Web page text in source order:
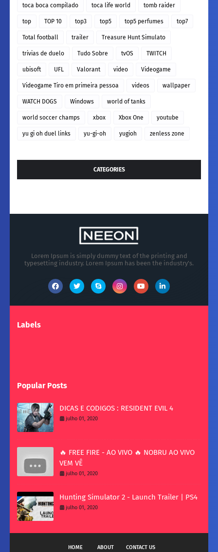
toca boca compilado toca life world tomb raider
top TOP 10 top3 top5 top5 perfumes top7
Total football trailer Treasure Hunt Simulato
trivias de duelo Tudo Sobre tvOS TWITCH
ubisoft UFL Valorant video Videogame
Videogame Tiro em primeira pessoa videos wallpaper
WATCH DOGS Windows world of tanks
world soccer champs xbox Xbox One youtube
yu gi oh duel links yu-gi-oh yugioh zenless zone
CATEGORIES
Lorem Ipsum is simply dummy text of the printing and
typesetting industry. Lorem Ipsum has been the industry's.
Labels
Popular Posts
DICAS E CODIGOS : RESIDENT EVIL 4
julho 01, 2020
🔥 FREE FIRE - AO VIVO 🔥 NOBRU AO VIVO
VEM VÊ
julho 01, 2020
Hunting Simulator 2 - Launch Trailer | PS4
julho 01, 2020
HOME ABOUT CONTACT US